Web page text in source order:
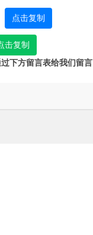
点击复制
击复制
下方留言表给我们留言